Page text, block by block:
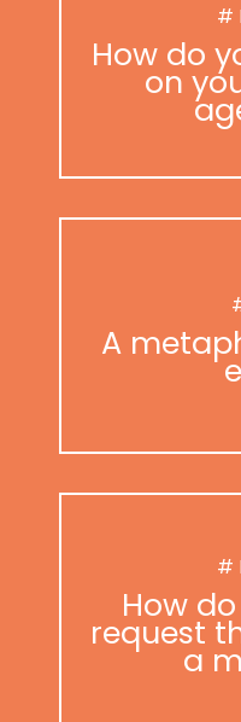
#
How do
on
A
#
How
request
a